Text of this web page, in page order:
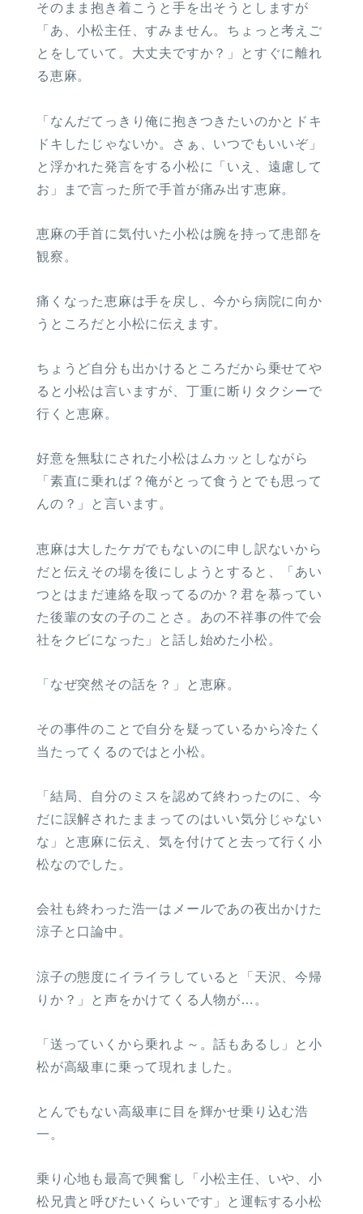
そのまま抱き着こうと手を出そうとしますが
「あ、小松主任、すみません。ちょっと考えご
とをしていて。大丈夫ですか？」とすぐに離れ
る恵麻。
「なんだてっきり俺に抱きつきたいのかとドキ
ドキしたじゃないか。さぁ、いつでもいいぞ」
と浮かれた発言をする小松に「いえ、遠慮して
お」まで言った所で手首が痛み出す恵麻。
恵麻の手首に気付いた小松は腕を持って患部を
観察。
痛くなった恵麻は手を戻し、今から病院に向か
うところだと小松に伝えます。
ちょうど自分も出かけるところだから乗せてや
ると小松は言いますが、丁重に断りタクシーで
行くと恵麻。
好意を無駄にされた小松はムカッとしながら
「素直に乗れば？俺がとって食うとでも思って
んの？」と言います。
恵麻は大したケガでもないのに申し訳ないから
だと伝えその場を後にしようとすると、「あい
つとはまだ連絡を取ってるのか？君を慕ってい
た後輩の女の子のことさ。あの不祥事の件で会
社をクビになった」と話し始めた小松。
「なぜ突然その話を？」と恵麻。
その事件のことで自分を疑っているから冷たく
当たってくるのではと小松。
「結局、自分のミスを認めて終わったのに、今
だに誤解されたままってのはいい気分じゃない
な」と恵麻に伝え、気を付けてと去って行く小
松なのでした。
会社も終わった浩一はメールであの夜出かけた
涼子と口論中。
涼子の態度にイライラしていると「天沢、今帰
りか？」と声をかけてくる人物が…。
「送っていくから乗れよ～。話もあるし」と小
松が高級車に乗って現れました。
とんでもない高級車に目を輝かせ乗り込む浩
一。
乗り心地も最高で興奮し「小松主任、いや、小
松兄貴と呼びたいくらいです」と運転する小松